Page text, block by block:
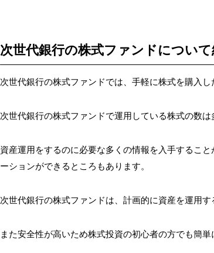
次世代銀行の株式ファンドについ
次世代銀行の株式ファンドでは、手軽に株式を購入し
次世代銀行の株式ファンドで運用している株式の数は
資産運用をするのに必要な多くの情報を入手するこ
ーションができるところもあります。
次世代銀行の株式ファンドは、計画的に資産を運用す
また安全性が高いため株式投資の初心者の方でも簡単